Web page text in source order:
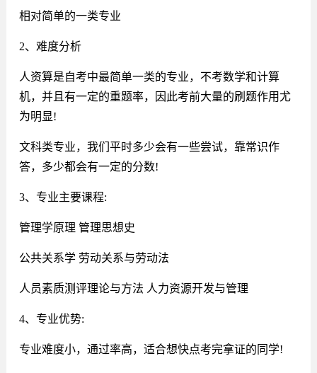
相对简单的一类专业
2、难度分析
人资算是自考中最简单一类的专业，不考数学和计算
机，并且有一定的重题率，因此考前大量的刷题作用尤
为明显!
文科类专业，我们平时多少会有一些尝试，靠常识作
答，多少都会有一定的分数!
3、专业主要课程:
管理学原理 管理思想史
公共关系学 劳动关系与劳动法
人员素质测评理论与方法 人力资源开发与管理
4、专业优势:
专业难度小，通过率高，适合想快点考完拿证的同学!